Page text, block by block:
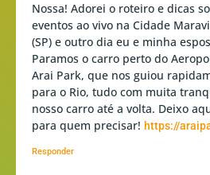
Nossa! Adorei o roteiro e dicas
eventos ao vivo na Cidade
(SP) e outro dia eu e minha
Paramos o carro perto do
Arai Park, que nos guiou
para o Rio, tudo com muita
nosso carro até a volta. Deixo
para quem precisar! https://
Responder